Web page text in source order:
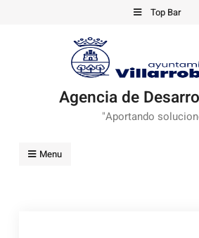
Top Bar
Agencia de
"Aportando
Menu